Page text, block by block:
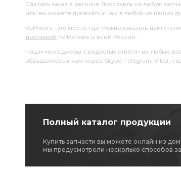
Сделать заказ в регионе Ярославль на любую
или вы можете приехать к нам в любой из наших
RuMotors - это место, где можно заказать
доставкой по Москве и всей России.
Наши менеджеры с радостью ответят на любые
обращайтесь к нам через Skype, Telegram, Viber,
Полный каталог продукции
Купить запчасти вы можете онлайн из
мы предусмотрели несколько способов